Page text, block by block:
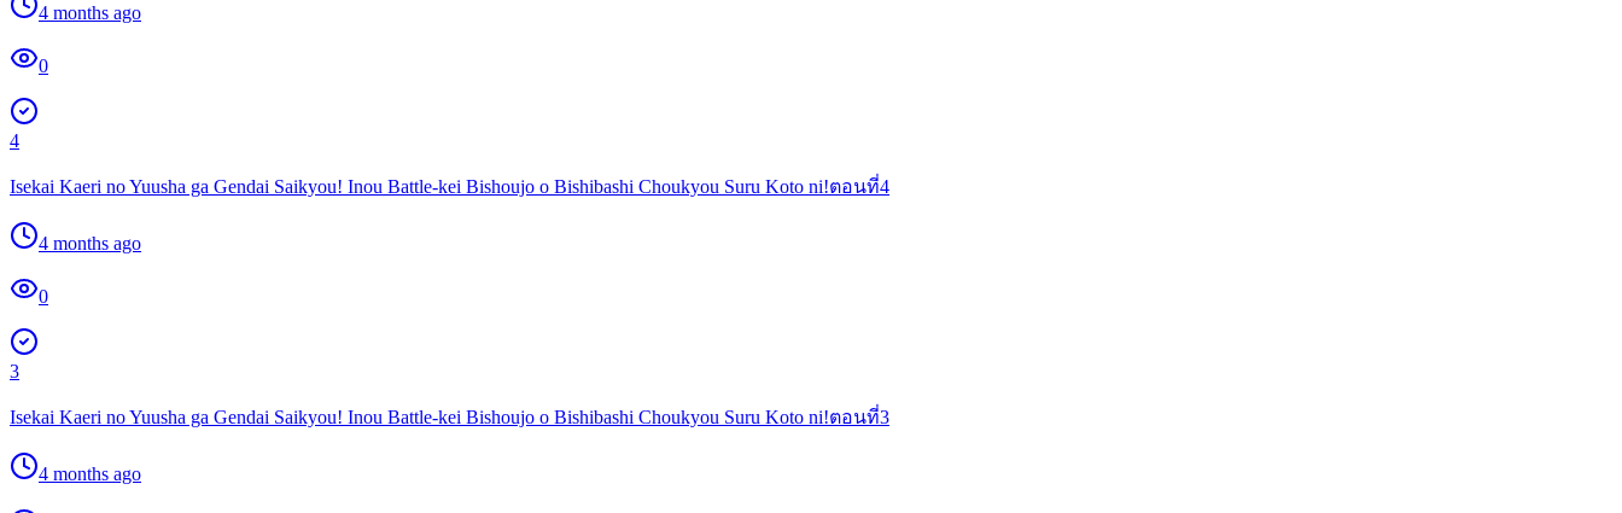
4 months ago
0
4
Isekai Kaeri no Yuusha ga Gendai Saikyou! Inou Battle-kei Bishoujo o Bishibashi Choukyou Suru Koto ni!ตอนที่4
4 months ago
0
3
Isekai Kaeri no Yuusha ga Gendai Saikyou! Inou Battle-kei Bishoujo o Bishibashi Choukyou Suru Koto ni!ตอนที่3
4 months ago